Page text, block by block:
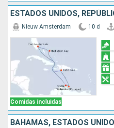
Comidas incluidas
Nieuw Amsterdam 10 d
BAHAMAS, ESTADOS